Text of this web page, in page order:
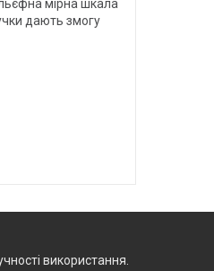
мірна шкала
дають змогу
використання.